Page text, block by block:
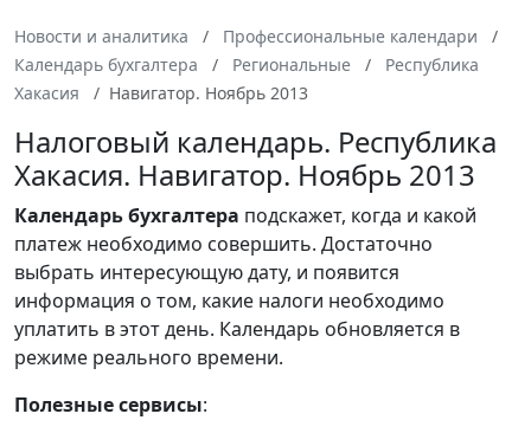
Новости и аналитика
Профессиональные календари
Календарь бухгалтера
Региональные
Республика
Хакасия
Навигатор. Ноябрь 2013
Налоговый календарь. Республика
Хакасия. Навигатор. Ноябрь 2013
Календарьбухгалтера подскажет, когда и какой
платеж необходимо совершить. Достаточно
выбрать интересующую дату, и появится
информация о том, какие налоги необходимо
уплатить в этот день. Календарь обновляется в
режиме реального времени.
Полезные сервисы: